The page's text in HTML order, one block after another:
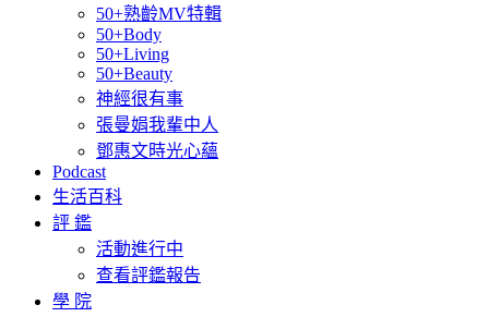
50+熟齡MV特輯
50+Body
50+Living
50+Beauty
神經很有事
張曼娟我輩中人
鄧惠文時光心蘊
Podcast
生活百科
評 鑑
活動進行中
查看評鑑報告
學 院